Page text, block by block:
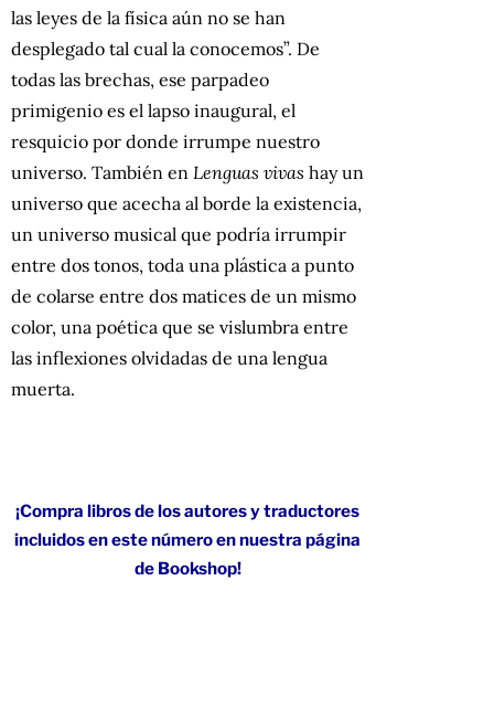
las leyes de la física aún no se han
desplegado tal cual la conocemos”. De
todas las brechas, ese parpadeo
primigenio es el lapso inaugural, el
resquicio por donde irrumpe nuestro
universo. También en Lenguas vivas hay un
universo que acecha al borde la existencia,
un universo musical que podría irrumpir
entre dos tonos, toda una plástica a punto
de colarse entre dos matices de un mismo
color, una poética que se vislumbra entre
las inflexiones olvidadas de una lengua
muerta.
¡Compra libros de los autores y traductores
incluidos en este número en nuestra página
de Bookshop!